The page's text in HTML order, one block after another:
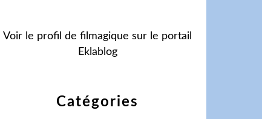
Catégories
Voir le profil de filmagique sur le portail
Eklablog